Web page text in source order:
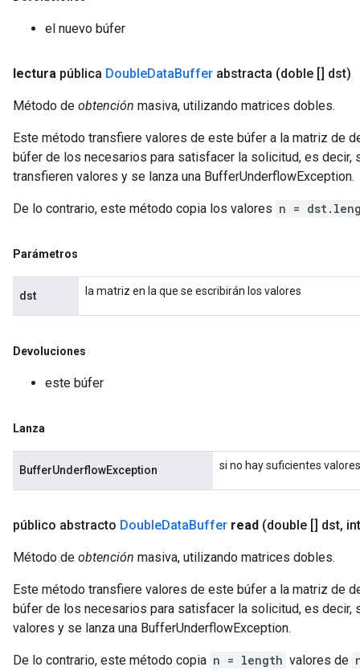
el nuevo búfer
lectura pública DoubleDataBuffer abstracta (doble [] dst)
Método de obtención masiva, utilizando matrices dobles.
Este método transfiere valores de este búfer a la matriz de
búfer de los necesarios para satisfacer la solicitud, es decir,
transfieren valores y se lanza una BufferUnderflowException.
De lo contrario, este método copia los valores n =
Parámetros
dst la matriz en la que se escribirán los valores
Devoluciones
este búfer
Lanza
BufferUnderflowException si no hay suficientes
público abstracto DoubleDataBuffer read (double [] dst,
Método de obtención masiva, utilizando matrices dobles.
Este método transfiere valores de este búfer a la matriz de
búfer de los necesarios para satisfacer la solicitud, es decir,
valores y se lanza una BufferUnderflowException.
De lo contrario, este método copia n = length valores de